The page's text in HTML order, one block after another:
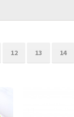
12 13 14